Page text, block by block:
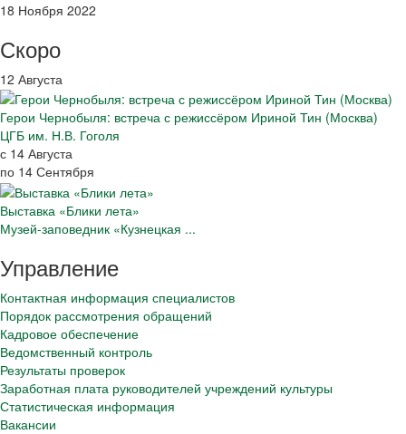
18 Ноября 2022
Скоро
12 Августа
Герои Чернобыля: встреча с режиссёром Ириной Тин (Москва)
ЦГБ им. Н.В. Гоголя
с 14 Августа
по 14 Сентября
Выставка «Блики лета»
Музей-заповедник «Кузнецкая ...
Управление
Контактная информация специалистов
Порядок рассмотрения обращений
Кадровое обеспечение
Ведомственный контроль
Результаты проверок
Заработная плата руководителей учреждений культуры
Статистическая информация
Вакансии